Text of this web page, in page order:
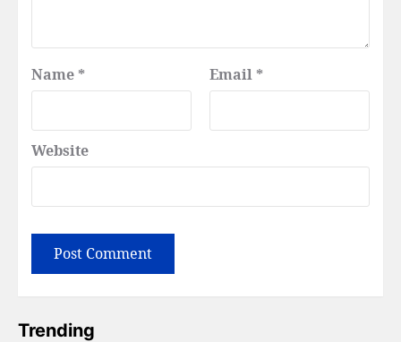
Name * Email *
Website
Trending